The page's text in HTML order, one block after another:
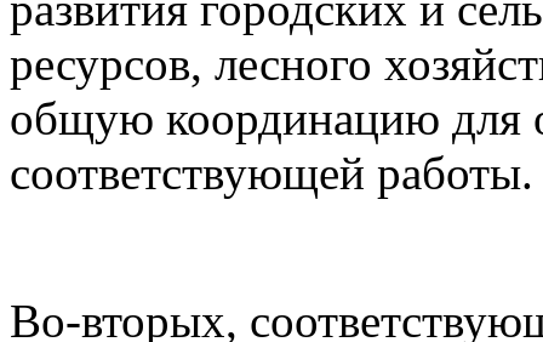
ресурсов, лесного
общую координацию для
соответствующей работы.
Во-вторых,